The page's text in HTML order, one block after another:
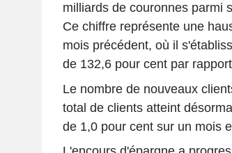
milliards de couronnes parmi
Ce chiffre représente une
mois précédent, où il
de 132,6 pour cent par
Le nombre de nouveaux
total de clients atteint
de 1,0 pour cent sur un mois